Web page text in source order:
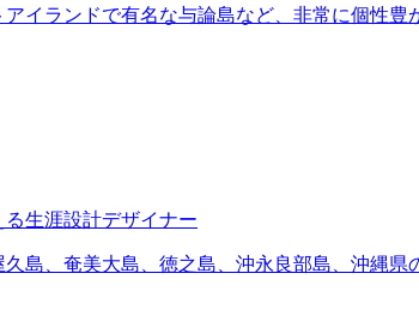
イランドで有名な与論島など、非常に個性
生涯設計デザイナー
島、奄美大島、徳之島、沖永良部島、沖縄